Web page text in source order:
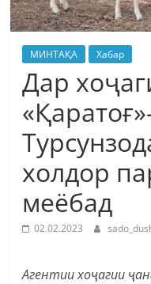
МИНТАҚА Хабар
Дар
холдор
меёбад
02.02.2023
Агентии хоҷагии